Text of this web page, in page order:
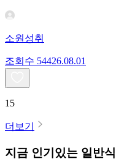
소원성취
조회수 54426.08.01
15
더보기
지금 인기있는 일반식